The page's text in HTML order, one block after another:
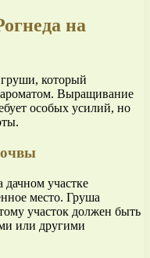
на
который
ароматом. Выращивание
особых усилий, но
участке
место. Груша
участок должен быть
или другими